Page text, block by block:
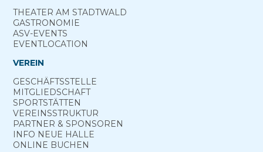
THEATER AM­ STADTWALD
GASTRONOMIE
ASV-­EVENTS
EVENTLOCATION
VEREIN
GESCHÄFTSSTELLE
MITGLIEDSCHAFT
SPORTSTÄTTEN
VEREINSSTRUKTUR
PARTNER & SPONSOREN
INFO NEUE HALLE
ONLINE­ BUCHEN